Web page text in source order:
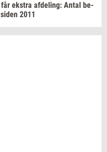
får ek­stra af­de­ling: Antal
be­
siden 2011